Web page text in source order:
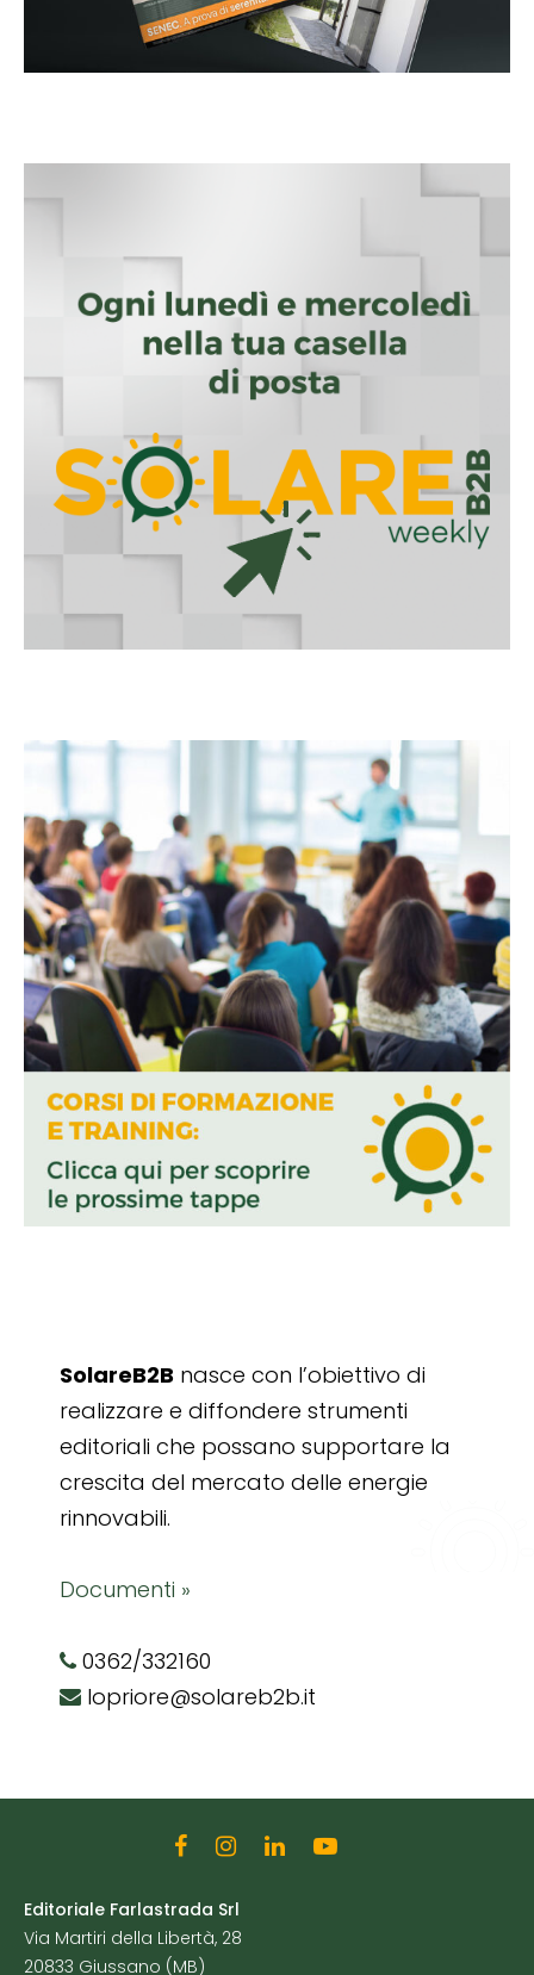
SolareB2B nasce con l’obiettivo di
realizzare e diffondere strumenti
editoriali che possano supportare la
crescita del mercato delle energie
rinnovabili.
Documenti »
0362/332160
lopriore@solareb2b.it
Editoriale Farlastrada Srl
Via Martiri della Libertà, 28
20833 Giussano (MB)